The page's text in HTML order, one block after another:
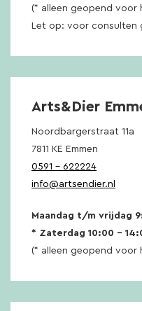
(* alleen geopend voor
Let op: voor
Arts&Dier
Noordbargerstraat 11a
7811 KE Emmen
0591 – 622224
info@artsendier.nl
Maandag t/m vrijdag
* Zaterdag 10:00 –
(* alleen geopend voor